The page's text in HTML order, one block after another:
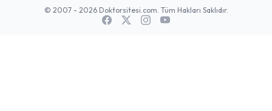
© 2007 - 2026 Doktorsitesi.com. Tüm Hakları Saklıdır.